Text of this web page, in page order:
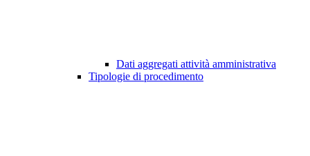
Dati aggregati attività amministrativa
Tipologie di procedimento